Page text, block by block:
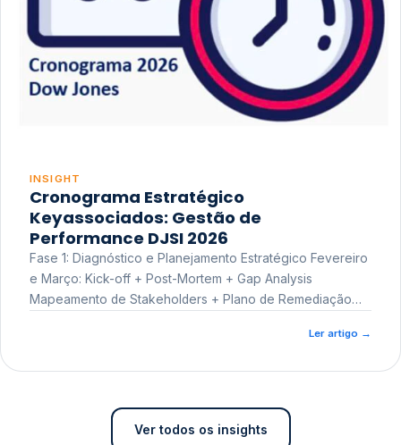
INSIGHT
Cronograma Estratégico
Keyassociados: Gestão de
Performance DJSI 2026
Fase 1: Diagnóstico e Planejamento Estratégico Fevereiro
e Março: Kick-off + Post-Mortem + Gap Analysis
Mapeamento de Stakeholders + Plano de Remediação
Ler artigo →
Ver todos os insights